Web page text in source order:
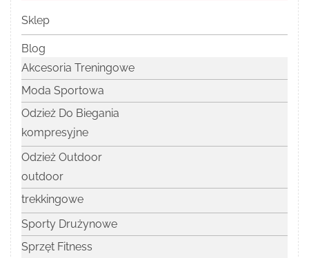
Sklep
Blog
Akcesoria Treningowe
Moda Sportowa
Odzież Do Biegania
kompresyjne
Odzież Outdoor
outdoor
trekkingowe
Sporty Drużynowe
Sprzęt Fitness